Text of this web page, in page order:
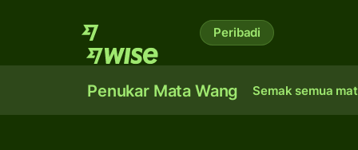
Peribadi
Penukar Mata Wang Semak semua